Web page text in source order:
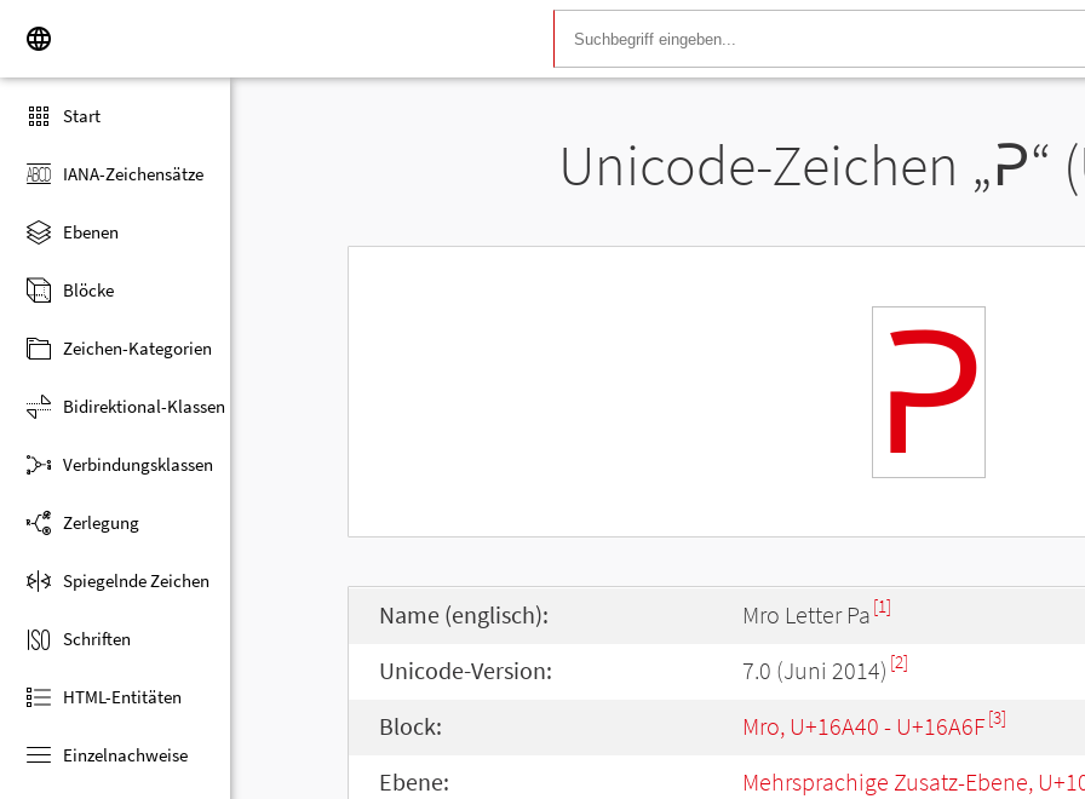
Start
IANA-Zeichensätze
Ebenen
Blöcke
Zeichen-Kategorien
Bidirektional-Klassen
Verbindungsklassen
Zerlegung
Spiegelnde Zeichen
Schriften
HTML-Entitäten
Einzelnachweise
Unicode-Zeichen „𖩐“
𖩐
Name (englisch): Mro Letter Pa [1]
Unicode-Version: 7.0 (Juni 2014) [2]
Block: Mro, U+16A40 - U+16A6F[3]
Ebene: Mehrsprachige Zusatz-Ebene,